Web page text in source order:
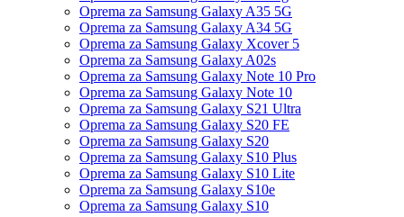
Oprema za Samsung Galaxy A35 5G
Oprema za Samsung Galaxy A34 5G
Oprema za Samsung Galaxy Xcover 5
Oprema za Samsung Galaxy A02s
Oprema za Samsung Galaxy Note 10 Pro
Oprema za Samsung Galaxy Note 10
Oprema za Samsung Galaxy S21 Ultra
Oprema za Samsung Galaxy S20 FE
Oprema za Samsung Galaxy S20
Oprema za Samsung Galaxy S10 Plus
Oprema za Samsung Galaxy S10 Lite
Oprema za Samsung Galaxy S10e
Oprema za Samsung Galaxy S10